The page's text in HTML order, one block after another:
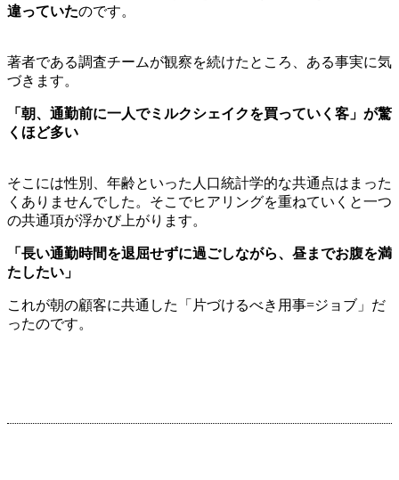
違っていたのです。
著者である調査チームが観察を続けたところ、ある事実に気
づきます。
「朝、通勤前に一人でミルクシェイクを買っていく客」が驚
くほど多い
そこには性別、年齢といった人口統計学的な共通点はまった
くありませんでした。そこでヒアリングを重ねていくと一つ
の共通項が浮かび上がります。
「長い通勤時間を退屈せずに過ごしながら、昼までお腹を満
たしたい」
これが朝の顧客に共通した「片づけるべき用事=ジョブ」だ
ったのです。